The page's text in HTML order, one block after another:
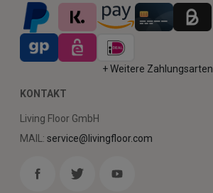
+ Weitere Zahlungsarten
KONTAKT
Living Floor GmbH
MAIL: service@livingfloor.com